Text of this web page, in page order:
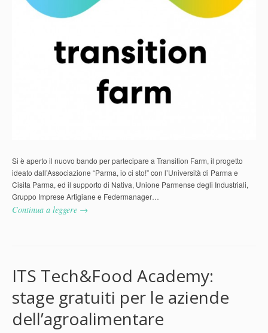
Si è aperto il nuovo bando per partecipare a Transition Farm, il progetto
ideato dall’Associazione “Parma, io ci sto!” con l’Università di Parma e
Cisita Parma, ed il supporto di Nativa, Unione Parmense degli Industriali,
Gruppo Imprese Artigiane e Federmanager…
Continua a leggere →
ITS Tech&Food Academy:
stage gratuiti per le aziende
dell’agroalimentare